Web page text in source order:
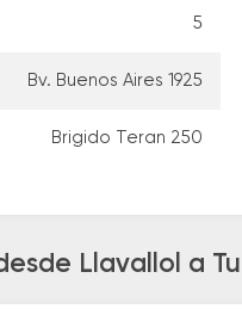
5
Bv. Buenos Aires 1925
Brigido Teran 250
Llavallol a